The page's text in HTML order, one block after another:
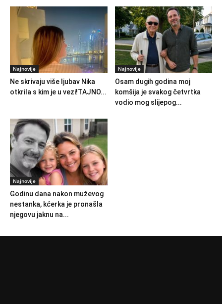
Najnovije
Ne skrivaju više ljubav Nika
otkrila s kim je u vezi!TAJNO...
Najnovije
Osam dugih godina moj
komšija je svakog četvrtka
vodio mog slijepog...
Najnovije
Godinu dana nakon muževog
nestanka, kćerka je pronašla
njegovu jaknu na...